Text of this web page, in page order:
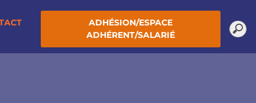
ADHÉSION/ESPACE
ADHÉRENT/SALARIÉ